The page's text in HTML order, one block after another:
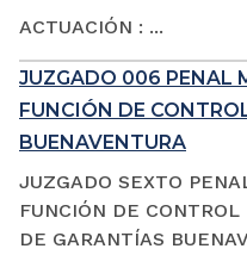
ACTUACIÓN : ...
JUZGADO 006 PENAL
FUNCIÓN DE
BUENAVENTURA
JUZGADO SEXTO
FUNCIÓN DE CONTROL
DE GARANTÍAS